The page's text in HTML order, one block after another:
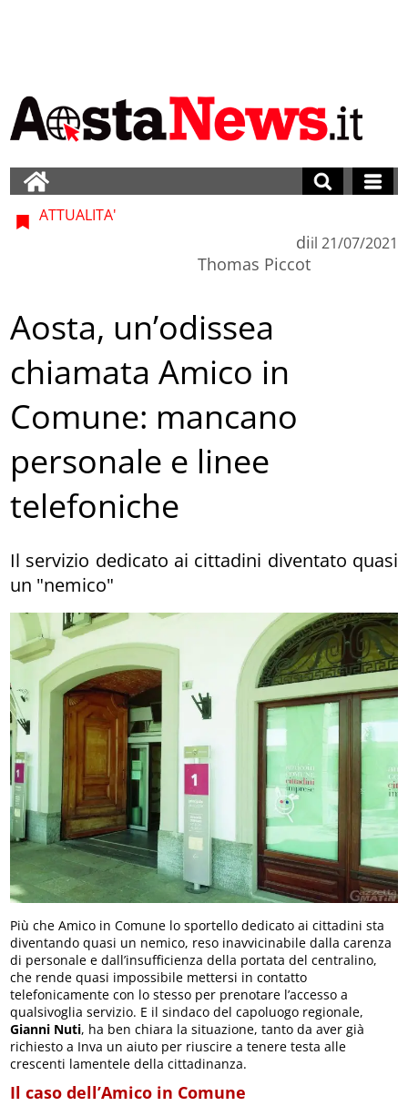
ATTUALITA'
di
Thomas Piccot
il 21/07/2021
Aosta, un’odissea
chiamata Amico in
Comune: mancano
personale e linee
telefoniche
Il servizio dedicato ai cittadini diventato quasi
un "nemico"
Più che Amico in Comune lo sportello dedicato ai cittadini sta
diventando quasi un nemico, reso inavvicinabile dalla carenza
di personale e dall’insufficienza della portata del centralino,
che rende quasi impossibile mettersi in contatto
telefonicamente con lo stesso per prenotare l’accesso a
qualsivoglia servizio. E il sindaco del capoluogo regionale,
Gianni Nuti, ha ben chiara la situazione, tanto da aver già
richiesto a Inva un aiuto per riuscire a tenere testa alle
crescenti lamentele della cittadinanza.
Il caso dell’Amico in Comune